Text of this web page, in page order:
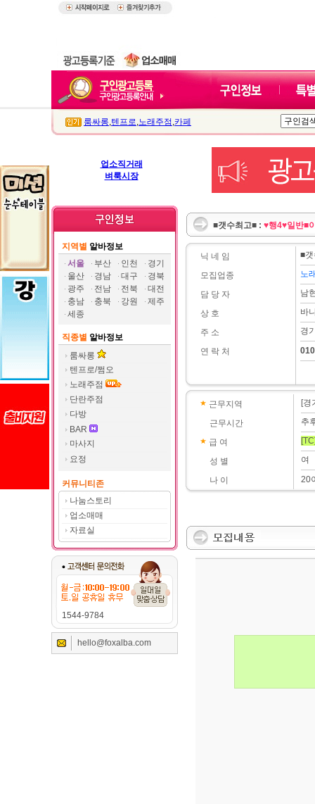
룸싸롱,텐프로,노래주점 ,카페
업소직거래
벼룩시장
지역별 알바정보
서울
부산 인천
경기
울산
경남 대구
경북
광주
전남 전북
대전
충남
충북 강원
제주
세종
직종별 알바정보
룸싸롱
텐프로/쩜오
노래주점
단란주점
다방
BAR
마사지
요정
커뮤니티존
나눔스토리
업소매매
자료실
1544-9784
hello@foxalba.com
■갯수최고■ : ♥행4♥일반■
닉 네 임
모집업종
담 당 자
상 호
주 소
연 락 처
■
노
남
바
경
근무지역
근무시간
급 여
성 별
나 이
[경
추
여
20